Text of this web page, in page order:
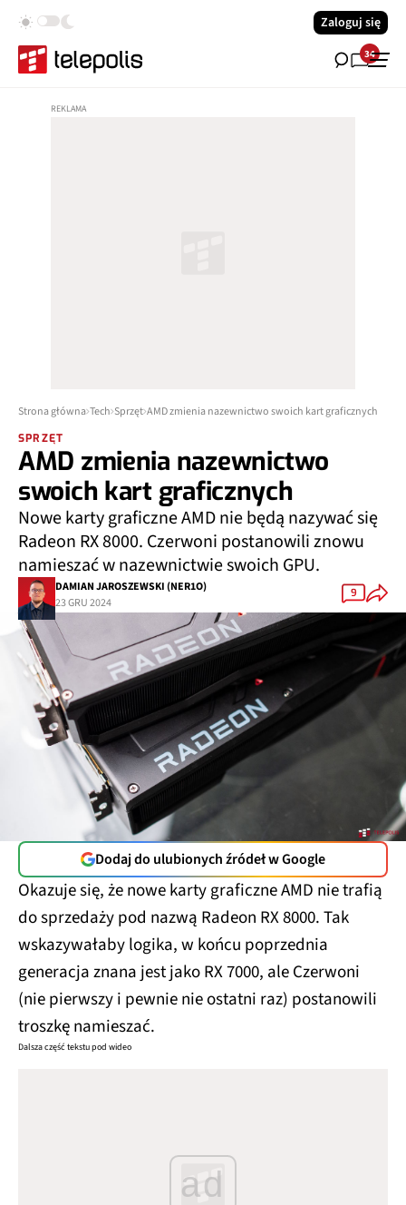
Zaloguj się
34
Strona główna Tech Sprzęt AMD zmienia nazewnictwo swoich kart graficznych
SPRZĘT
AMD zmienia nazewnictwo
swoich kart graficznych
Nowe karty graficzne AMD nie będą nazywać się
Radeon RX 8000. Czerwoni postanowili znowu
namieszać w nazewnictwie swoich GPU.
DAMIAN JAROSZEWSKI (NER1O)
23 GRU 2024
9
Dodaj do ulubionych źródeł w Google
Okazuje się, że nowe karty graficzne AMD nie trafią
do sprzedaży pod nazwą Radeon RX 8000. Tak
wskazywałaby logika, w końcu poprzednia
generacja znana jest jako RX 7000, ale Czerwoni
(nie pierwszy i pewnie nie ostatni raz) postanowili
troszkę namieszać.
Dalsza część tekstu pod wideo
ad